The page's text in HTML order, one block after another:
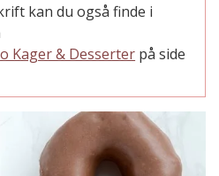
kan du også finde i
Kager & Desserter på side